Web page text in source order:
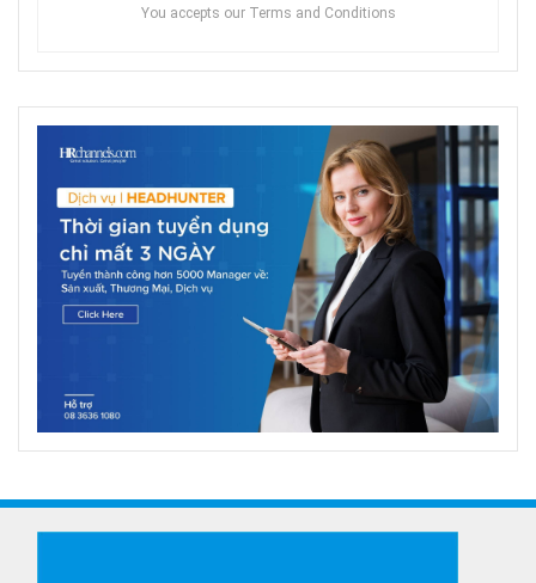
You accepts our Terms and Conditions